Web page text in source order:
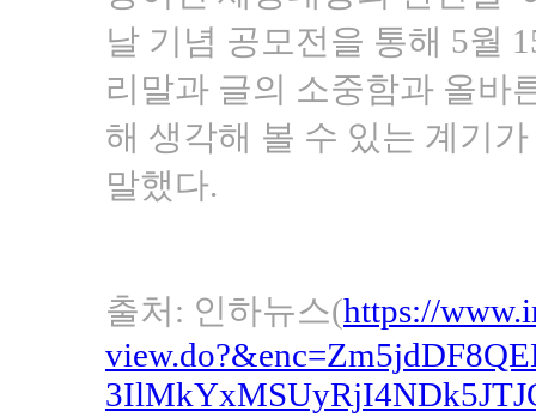
날 기념 공모전을 통해 5월
리말과 글의 소중함과 올바
해 생각해 볼 수 있는 계기
말했다.
출처: 인하뉴스(https://